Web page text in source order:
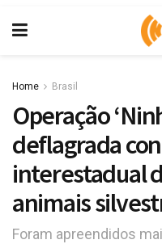
Home Brasil
Operação
deflagrada
interestadual
animais
Foram apreendidos